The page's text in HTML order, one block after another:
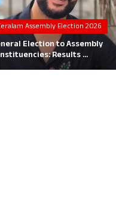
Assembly Election 2026
Election to Assembly
Results ...